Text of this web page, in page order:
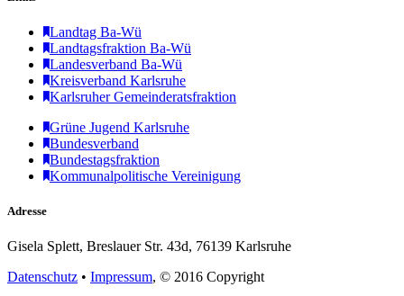
Landtag Ba-Wü
Landtagsfraktion Ba-Wü
Landesverband Ba-Wü
Kreisverband Karlsruhe
Karlsruher Gemeinderatsfraktion
Grüne Jugend Karlsruhe
Bundesverband
Bundestagsfraktion
Kommunalpolitische Vereinigung
Adresse
Gisela Splett, Breslauer Str. 43d, 76139 Karlsruhe
Datenschutz • Impressum, © 2016 Copyright